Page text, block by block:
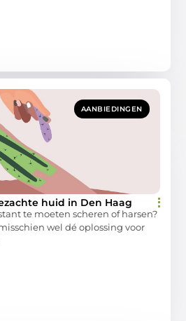
AANBIEDINGEN
huid in Den Haag
te moeten scheren of harsen?
wel dé oplossing voor